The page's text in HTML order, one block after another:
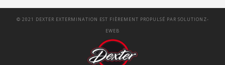
© 2021 DEXTER EXTERMINATION EST FIÈREMENT PROPULSÉ PAR SOLUTIONZ-
EWEB